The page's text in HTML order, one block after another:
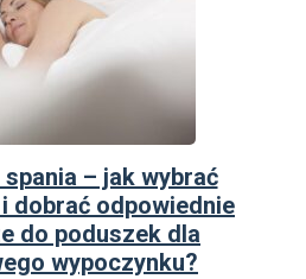
– jak wybrać
dobrać odpowiednie
do poduszek dla
wypoczynku?